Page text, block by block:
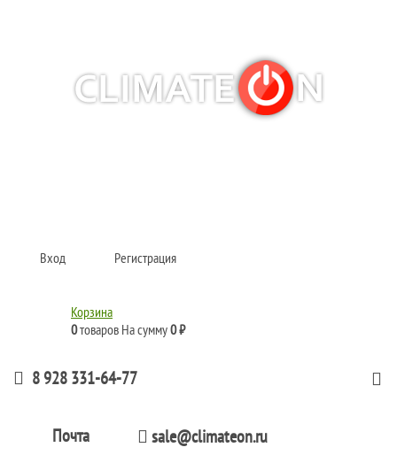
Вход Регистрация
Корзина
0товаров На сумму0 ₽
8 928 331-64-77
Почта sale@climateon.ru